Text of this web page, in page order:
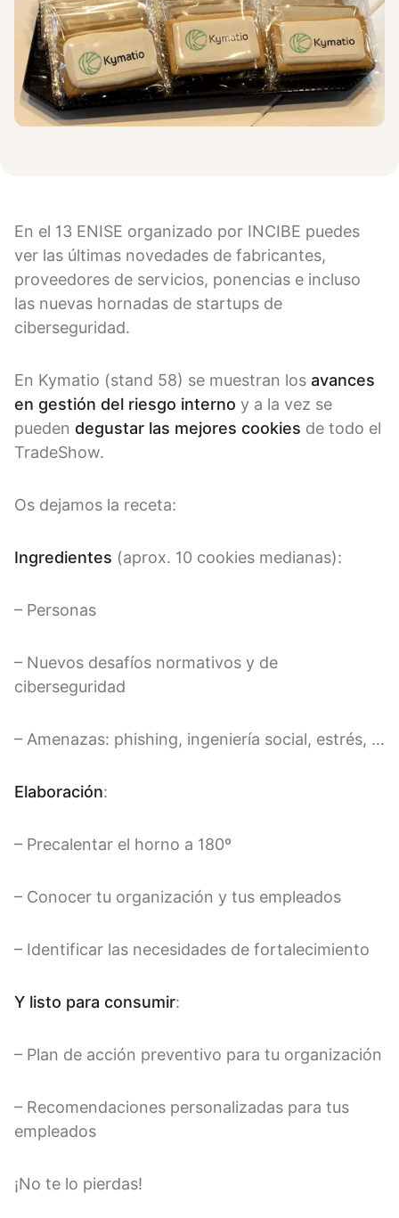
En el 13 ENISE organizado por INCIBE puedes
ver las últimas novedades de fabricantes,
proveedores de servicios, ponencias e incluso
las nuevas hornadas de startups de
ciberseguridad.
En Kymatio (stand 58) se muestran los avances
en gestión del riesgo interno y a la vez se
pueden degustar las mejores cookies de todo el
TradeShow.
Os dejamos la receta:
Ingredientes (aprox. 10 cookies medianas):
– Personas
– Nuevos desafíos normativos y de
ciberseguridad
– Amenazas: phishing, ingeniería social, estrés, …
Elaboración:
– Precalentar el horno a 180º
– Conocer tu organización y tus empleados
– Identificar las necesidades de fortalecimiento
Y listo para consumir:
– Plan de acción preventivo para tu organización
– Recomendaciones personalizadas para tus
empleados
¡No te lo pierdas!